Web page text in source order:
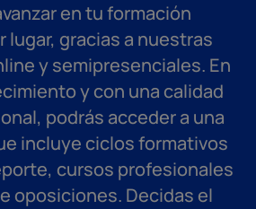
en tu formación
lugar, gracias a nuestras
y semipresenciales. En
y con una calidad
podrás acceder a una
incluye ciclos formativos
cursos profesionales
oposiciones. Decidas el